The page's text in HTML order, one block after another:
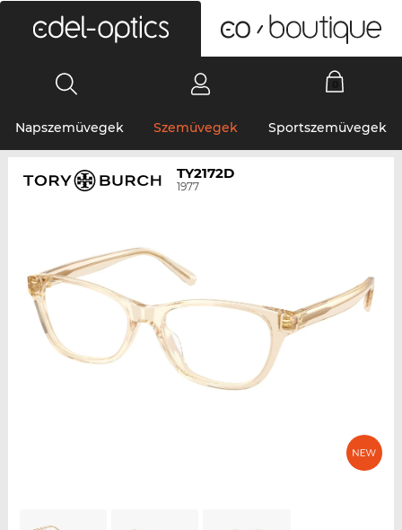
Napszemüvegek Szemüvegek Sportszemüvegek
TY2172D
1977